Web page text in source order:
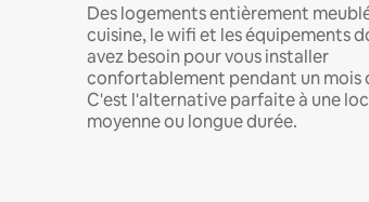
Des logements entièrement
cuisine, le wifi et les équipements
avez besoin pour vous installer
confortablement pendant un mois
C'est l'alternative parfaite à une
moyenne ou longue durée.